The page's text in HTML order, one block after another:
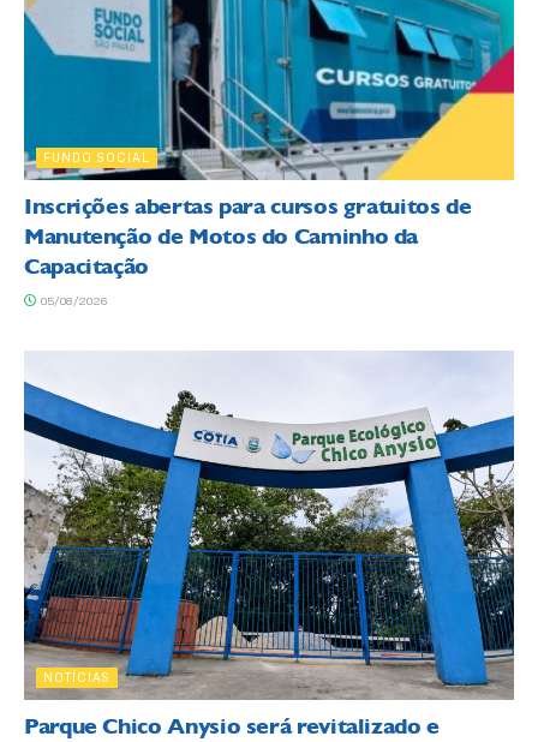
FUNDO SOCIAL
Inscrições abertas para cursos gratuitos de
Manutenção de Motos do Caminho da
Capacitação
05/08/2026
NOTÍCIAS
Parque Chico Anysio será revitalizado e